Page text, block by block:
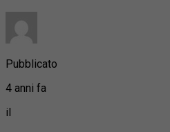
Pubblicato
4 anni fa
il